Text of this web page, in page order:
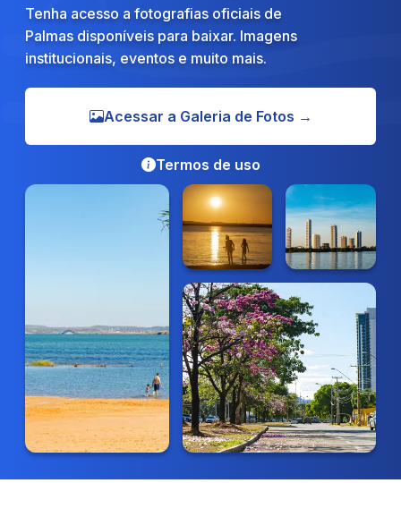
Tenha acesso a fotografias oficiais de
Palmas disponíveis para baixar. Imagens
institucionais, eventos e muito mais.
Termos de uso
Acessar a Galeria de Fotos →